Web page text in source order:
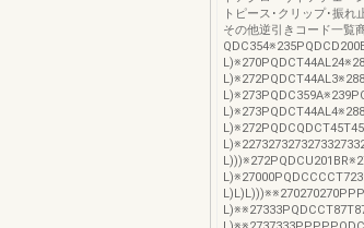
トピース･クリップ･振れ
その他逆引きコード一覧